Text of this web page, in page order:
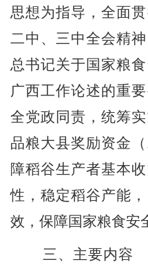
思想为指导，全面
二中、三中全会精
总书记关于国家粮
广西工作论述的重
全党政同责，统筹
品粮大县奖励资金
障稻谷生产者基本
性，稳定稻谷产能
效，保障国家粮食安
三、 主要内容